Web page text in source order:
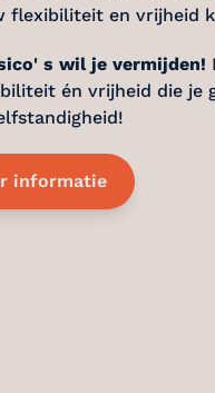
flexibiliteit en vrijheid
s wil je vermijden!
én vrijheid die je
informatie